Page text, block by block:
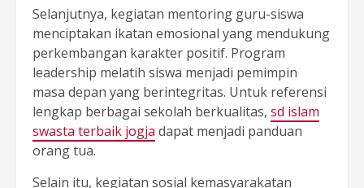
Selanjutnya, kegiatan mentoring guru-siswa
menciptakan ikatan emosional yang mendukung
perkembangan karakter positif. Program
leadership melatih siswa menjadi pemimpin
masa depan yang berintegritas. Untuk referensi
lengkap berbagai sekolah berkualitas, sd islam
swasta terbaik jogja dapat menjadi panduan
orang tua.
Selain itu, kegiatan sosial kemasyarakatan